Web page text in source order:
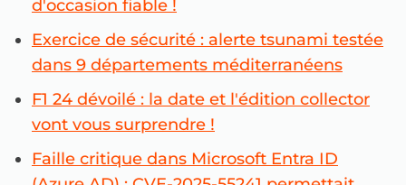
d'occasion fiable !
Exercice de sécurité : alerte tsunami testée
dans 9 départements méditerranéens
F1 24 dévoilé : la date et l'édition collector
vont vous surprendre !
Faille critique dans Microsoft Entra ID